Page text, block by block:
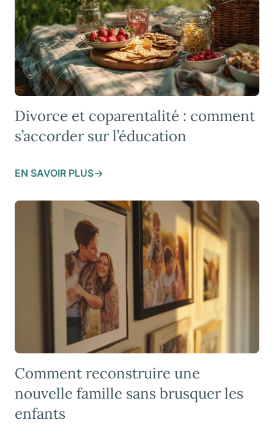
Divorce et coparentalité : comment
s’accorder sur l’éducation
EN SAVOIR PLUS
Comment reconstruire une
nouvelle famille sans brusquer les
enfants